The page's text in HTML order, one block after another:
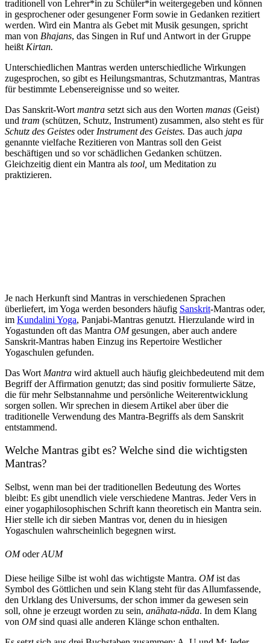
traditionell von Lehrer*in zu Schüler*in weitergegeben und können
in gesprochener oder gesungener Form sowie in Gedanken rezitiert
werden. Wird ein Mantra als Gebet mit Musik gesungen, spricht
man von Bhajans, das Singen in Ruf und Antwort in der Gruppe
heißt Kirtan.
Unterschiedlichen Mantras werden unterschiedliche Wirkungen
zugesprochen, so gibt es Heilungsmantras, Schutzmantras, Mantras
für bestimmte Lebensereignisse und so weiter.
Das Sanskrit-Wort mantra setzt sich aus den Worten manas (Geist)
und tram (schützen, Schutz, Instrument) zusammen, also steht es für
Schutz des Geistes oder Instrument des Geistes. Das auch japa
genannte vielfache Rezitieren von Mantras soll den Geist
beschäftigen und so vor schädlichen Gedanken schützen.
Gleichzeitig dient ein Mantra als tool, um Meditation zu
praktizieren.
Je nach Herkunft sind Mantras in verschiedenen Sprachen
überliefert, im Yoga werden besonders häufig Sanskrit-Mantras oder,
im Kundalini Yoga, Panjabi-Mantras genutzt. Hierzulande wird in
Yogastunden oft das Mantra OM gesungen, aber auch andere
Sanskrit-Mantras haben Einzug ins Repertoire Westlicher
Yogaschulen gefunden.
Das Wort Mantra wird aktuell auch häufig gleichbedeutend mit dem
Begriff der Affirmation genutzt; das sind positiv formulierte Sätze,
die für mehr Selbstannahme und persönliche Weiterentwicklung
sorgen sollen. Wir sprechen in diesem Artikel aber über die
traditionelle Verwendung des Mantra-Begriffs als dem Sanskrit
entstammend.
Welche Mantras gibt es? Welche sind die wichtigsten
Mantras?
Selbst, wenn man bei der traditionellen Bedeutung des Wortes
bleibt: Es gibt unendlich viele verschiedene Mantras. Jeder Vers in
einer yogaphilosophischen Schrift kann theoretisch ein Mantra sein.
Hier stelle ich dir sieben Mantras vor, denen du in hiesigen
Yogaschulen wahrscheinlich begegnen wirst.
OModerAUM
Diese heilige Silbe ist wohl das wichtigste Mantra. OMist das
Symbol des Göttlichen und sein Klang steht für das Allumfassende,
den Urklang des Universums, der schon immer da gewesen sein
soll, ohne je erzeugt worden zu sein, anāhata-nāda. In dem Klang
von OMsind quasi alle anderen Klänge schon enthalten.